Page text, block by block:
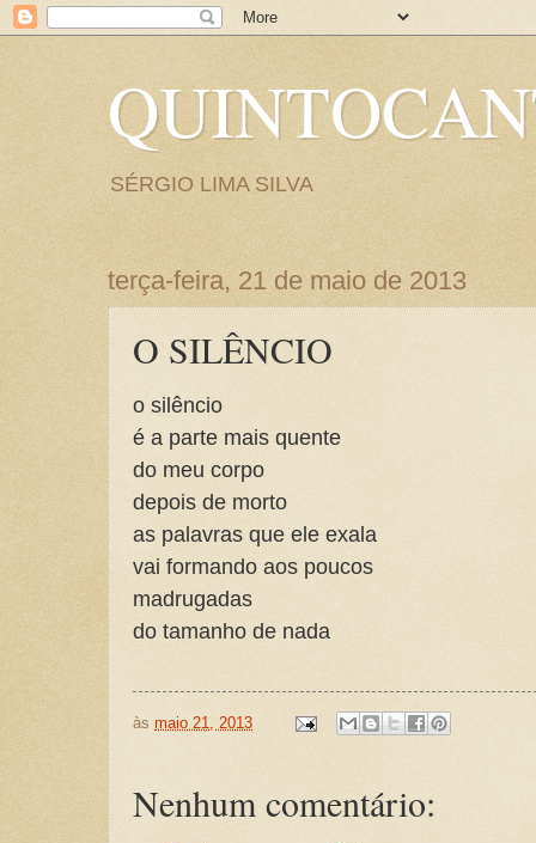
SÉRGIO LIMA SILVA
terça-feira, 21 de maio de 2013
O SILÊNCIO
o silêncio
é a parte mais quente
do meu corpo
depois de morto
as palavras que ele exala
vai formando aos poucos
madrugadas
do tamanho de nada
às maio 21, 2013
Nenhum comentário: